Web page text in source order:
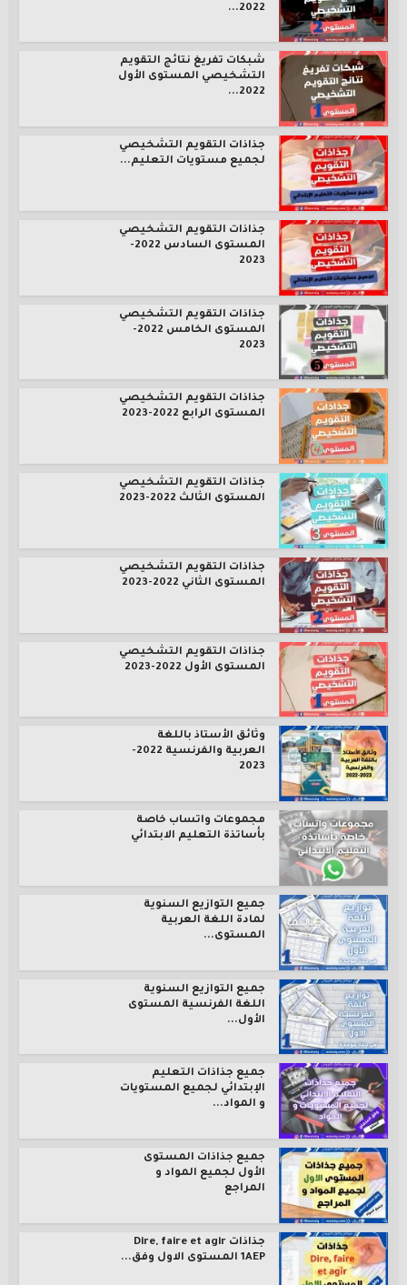
2022...
شبكات تفريغ نتائج التقويم
التشخيصي المستوى الأول
2022...
جذاذات التقويم التشخيصي
لجميع مستويات التعليم...
جذاذات التقويم التشخيصي
المستوى السادس 2022-
2023
جذاذات التقويم التشخيصي
المستوى الخامس 2022-
2023
جذاذات التقويم التشخيصي
المستوى الرابع 2022-2023
جذاذات التقويم التشخيصي
المستوى الثالث 2022-2023
جذاذات التقويم التشخيصي
المستوى الثاني 2022-2023
جذاذات التقويم التشخيصي
المستوى الأول 2022-2023
وثائق الأستاذ باللغة
العربية والفرنسية 2022-
2023
مجموعات واتساب خاصة
بأساتذة التعليم الابتدائي
جميع التوازيع السنوية
لمادة اللغة العربية
المستوى...
جميع التوازيع السنوية
اللغة الفرنسية المستوى
الأول...
جميع جذاذات التعليم
الإبتدائي لجميع المستويات
و المواد...
جميع جذاذات المستوى
الأول لجميع المواد و
المراجع
جذاذات Dire, faire et agir
1AEP المستوى الاول وفق...